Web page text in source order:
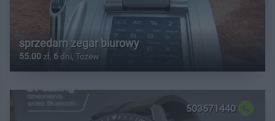
sprzedam zegar biurowy
55.00 zł, 6 dni, Tczew
503571440